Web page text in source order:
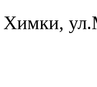
Химки,